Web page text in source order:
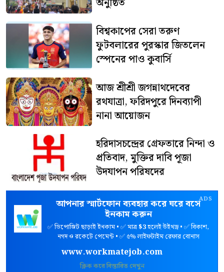
বিশ্বকাপের সেরা তরুণ
ফুটবলারের পুরস্কার জিতলেন
স্পেনের পাও কুবার্সি
আজ শ্রীশ্রী জগন্নাথদেবের
রথযাত্রা, ফরিদপুরে দিনব্যাপী
নানা আয়োজন
হরিদাসচন্দ্রের গ্রেফতারে নিন্দা ও
প্রতিবাদ, মুক্তির দাবি পূজা
উদযাপন পরিষদের
ADS
আপনার স্মার্টফোন ব্যবহার করে ঘরে বসে
ইনকাম করুন
✅ ডিপোজিট ছাড়াই ইনকাম • ✅ মাত্র$3হলেই উইথড্র • ✅ বিকাশ,
নগদ ও রকেটে পেমেন্ট • ✅ ৫% লাইফটাইম রেফার বোনাস
www.workmatejob.com
ক্লিক করে বিস্তারিত দেখুন